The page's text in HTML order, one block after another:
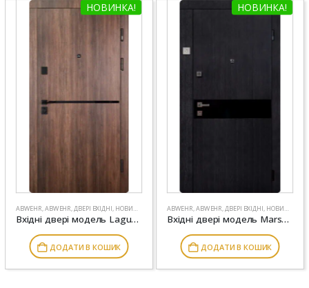
НОВИНКА!
ABWEHR,ABWEHR,ДВЕРІ ВХІДНІ, НОВИНКИ
Вхідні двері модель Laguna комплектація Classic ABWEHR (251)
ДОДАТИ В КОШИК
НОВИНКА!
ABWEHR,ABWEHR,ДВЕРІ ВХІДНІ, НОВИНКИ
Вхідні двері модель Marsel комплектація Nova ABWEHR (475)
ДОДАТИ В КОШИК